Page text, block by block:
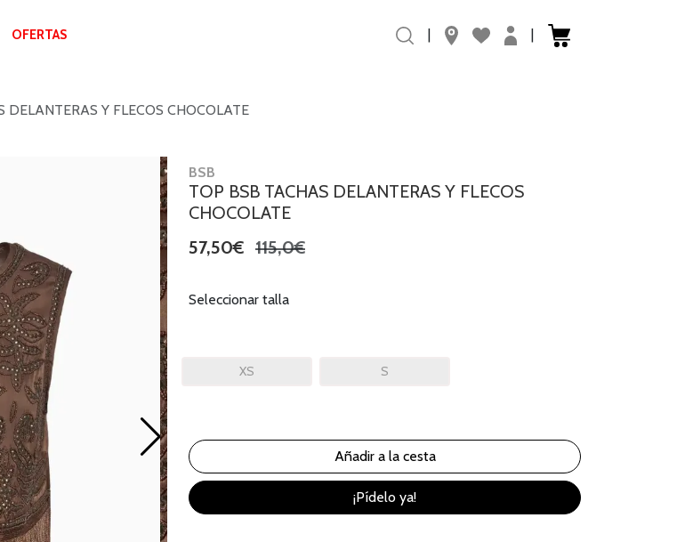
OFERTAS | |
DELANTERAS Y FLECOS CHOCOLATE
BSB
TOP BSB TACHAS DELANTERAS Y FLECOS
CHOCOLATE
57,50€ 115,0€
Seleccionar talla
XS S
¡Pídelo ya!